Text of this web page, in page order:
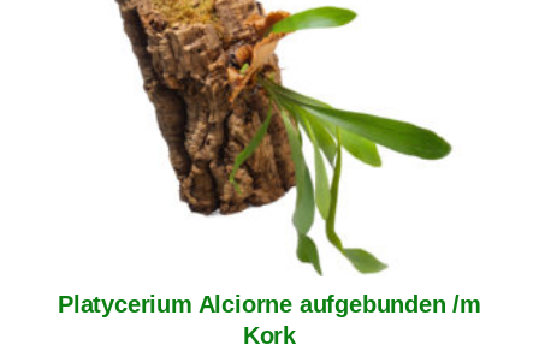
Platycerium Alciorne aufgebunden /m
Kork